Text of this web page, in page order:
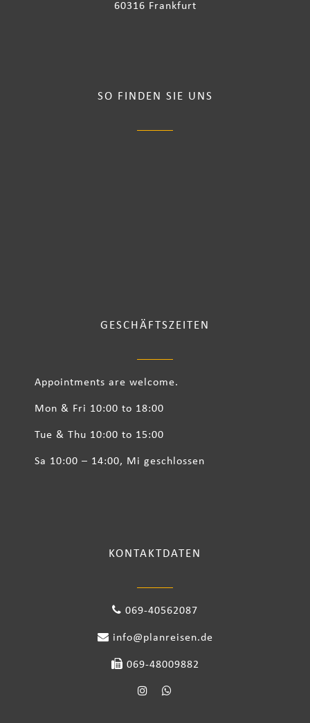
60316 Frankfurt
SO FINDEN SIE UNS
GESCHÄFTSZEITEN
Appointments are welcome.
Mon & Fri 10:00 to 18:00
Tue & Thu 10:00 to 15:00
Sa 10:00 – 14:00, Mi geschlossen
KONTAKTDATEN
069-40562087
info@planreisen.de
069-48009882